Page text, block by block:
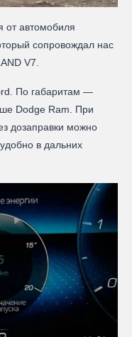
от автомобиля
сопровождал нас
V7.
По габаритам —
Dodge Ram. При
дозаправки можно
в дальних